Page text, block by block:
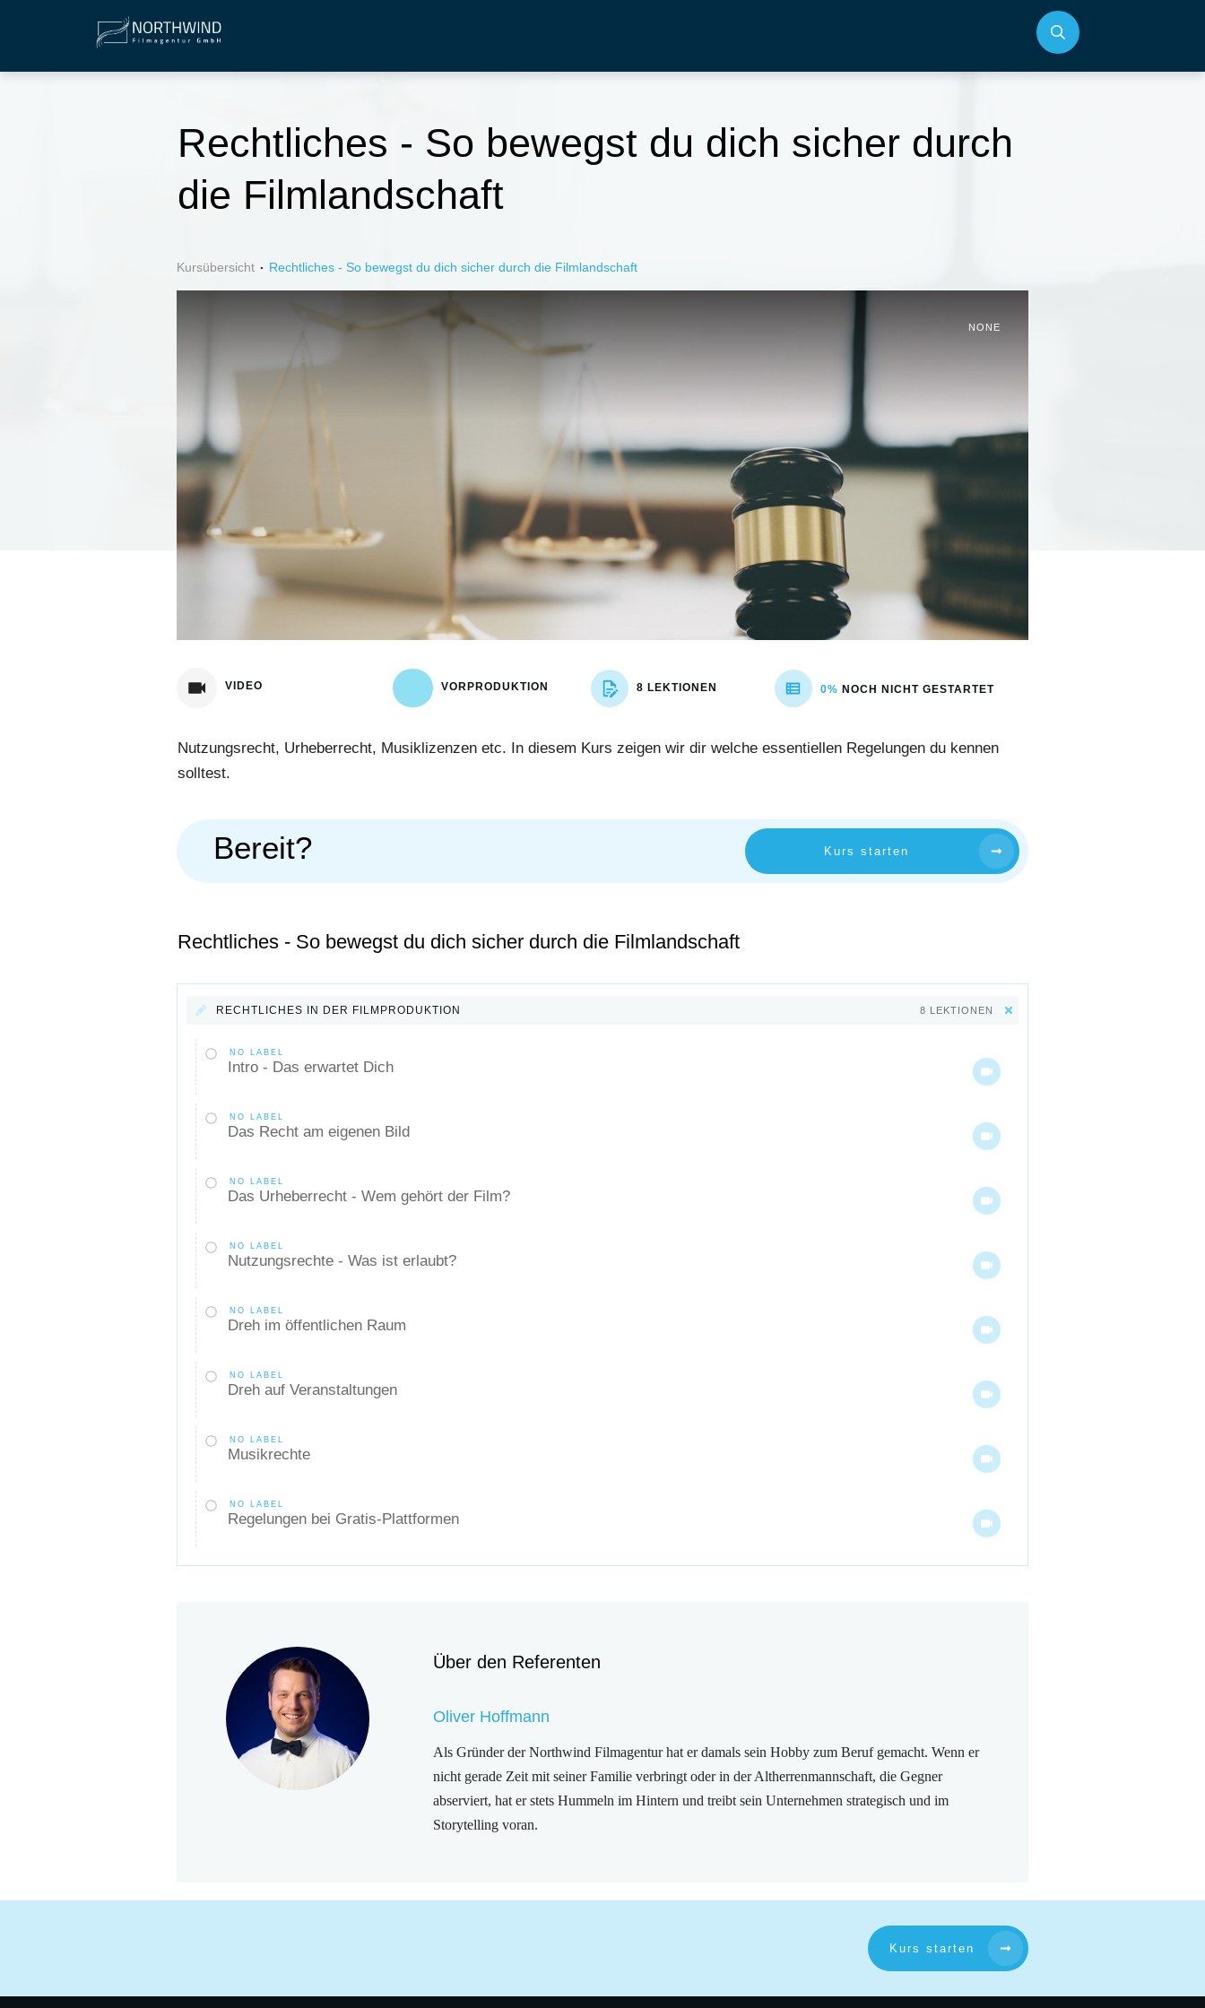
Rechtliches - So bewegst du dich sicher durch
die Filmlandschaft
Kursübersicht Rechtliches - So bewegst du dich sicher durch die Filmlandschaft
NONE
VIDEO VORPRODUKTION 8 LEKTIONEN 0% NOCH NICHT GESTARTET
Nutzungsrecht, Urheberrecht, Musiklizenzen etc. In diesem Kurs zeigen wir dir welche essentiellen Regelungen du kennen
solltest.
Bereit? Kurs starten
Rechtliches - So bewegst du dich sicher durch die Filmlandschaft
RECHTLICHES IN DER FILMPRODUKTION 8 LEKTIONEN
NO LABEL
Intro - Das erwartet Dich
NO LABEL
Das Recht am eigenen Bild
NO LABEL
Das Urheberrecht - Wem gehört der Film?
NO LABEL
Nutzungsrechte - Was ist erlaubt?
NO LABEL
Dreh im öffentlichen Raum
NO LABEL
Dreh auf Veranstaltungen
NO LABEL
Musikrechte
NO LABEL
Regelungen bei Gratis-Plattformen
Über den Referenten
Oliver Hoffmann
Als Gründer der Northwind Filmagentur hat er damals sein Hobby zum Beruf gemacht. Wenn er
nicht gerade Zeit mit seiner Familie verbringt oder in der Altherrenmannschaft, die Gegner
abserviert, hat er stets Hummeln im Hintern und treibt sein Unternehmen strategisch und im
Storytelling voran.
Kurs starten